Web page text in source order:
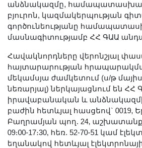
անձնակազմը,
բյուրոն, կազմակերպության
գործունեությանը
մասնագիտությամբ ՀՀ ԳԱԱ
Հավակնորդները վերոնշյալ
հայտարարության
մեկամսյա ժամկետում (ս/թ
նեռարյալ) ներկայացնում են ՀՀ
իրավաբանական և
բաժին հետևյալ հասցեով` 0019,
Բաղրամյան պող. 24,
09։00-17։30, հեռ. 52-70-51 կամ
եղանակով հետևյալ